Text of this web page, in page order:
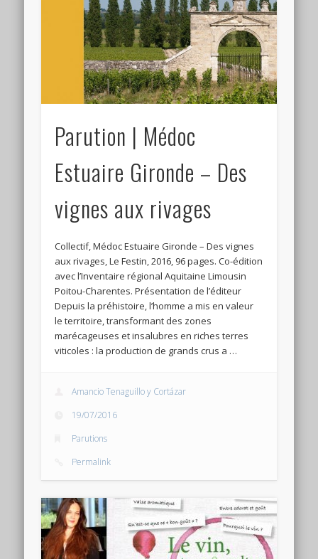
Flux des publications
Flux des commentaires
Site de WordPress-FR
Parution | Médoc
Estuaire Gironde – Des
vignes aux rivages
Collectif, Médoc Estuaire Gironde – Des vignes
aux rivages, Le Festin, 2016, 96 pages. Co-édition
avec l’Inventaire régional Aquitaine Limousin
Poitou-Charentes. Présentation de l’éditeur
Depuis la préhistoire, l’homme a mis en valeur
le territoire, transformant des zones
marécageuses et insalubres en riches terres
viticoles : la production de grands crus a …
Amancio Tenaguillo y Cortázar
19/07/2016
Parutions
Permalink